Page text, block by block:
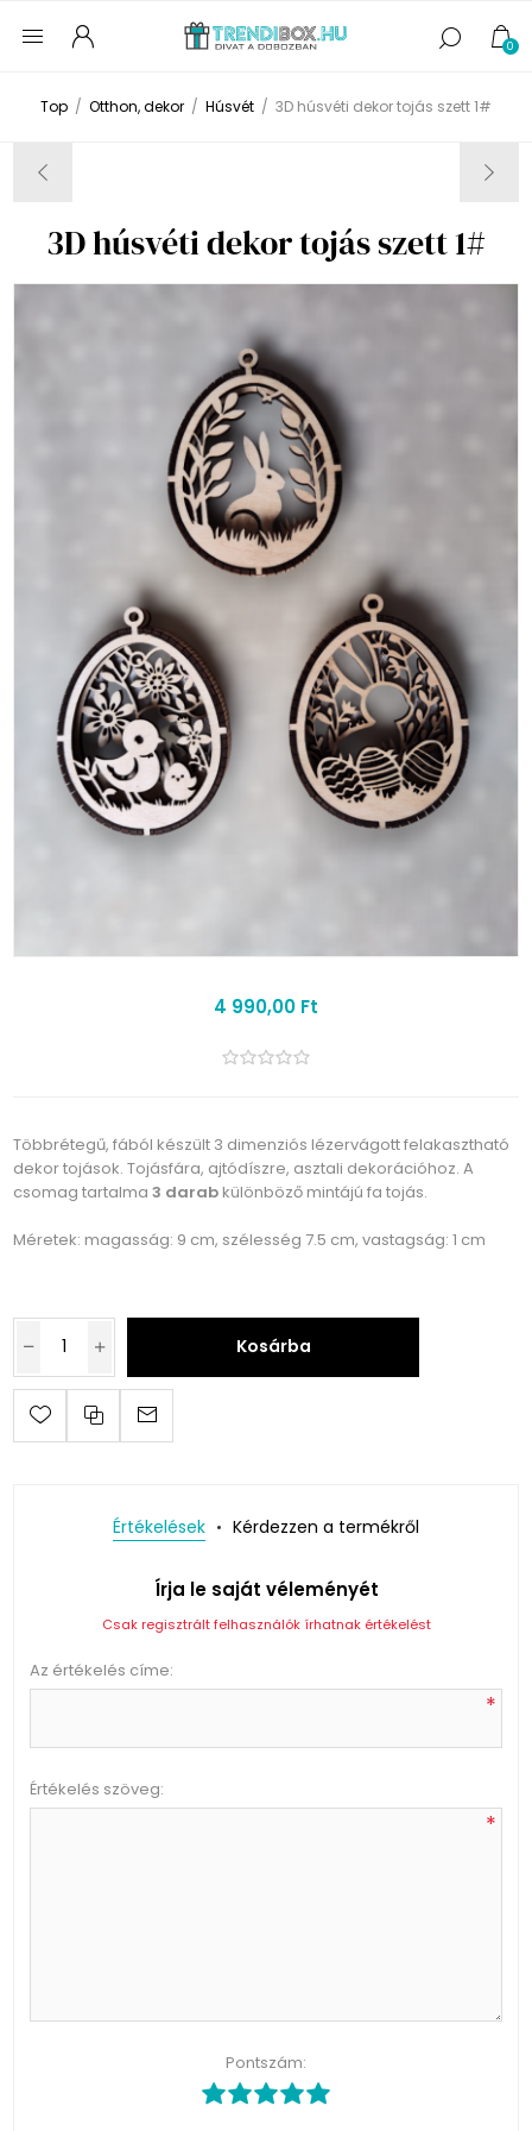
0
Top / Otthon, dekor / Húsvét / 3D húsvéti dekor tojás szett 1#
3D húsvéti dekor tojás szett 1#
4 990,00 Ft
Többrétegű, fából készült 3 dimenziós lézervágott felakasztható
dekor tojások. Tojásfára, ajtódíszre, asztali dekorációhoz. A
csomag tartalma3 darab különböző mintájú fa tojás.
Méretek: magasság: 9 cm, szélesség 7.5 cm, vastagság: 1 cm
Kosárba
Értékelések Kérdezzen a termékről
Írja le saját véleményét
Csak regisztrált felhasználók írhatnak értékelést
Az értékelés címe:
*
Értékelés szöveg:
*
Pontszám: